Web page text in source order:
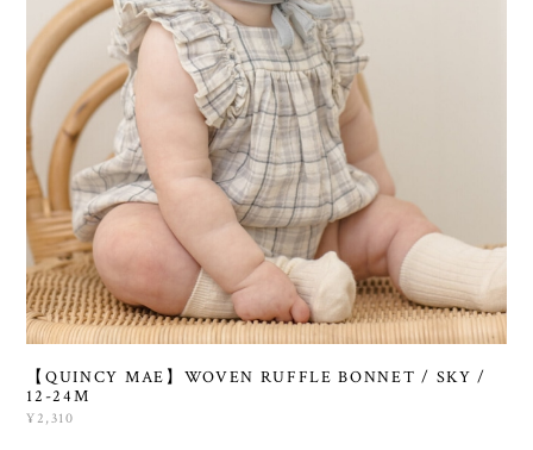
【QUINCY MAE】WOVEN RUFFLE BONNET / SKY /
12-24M
¥2,310